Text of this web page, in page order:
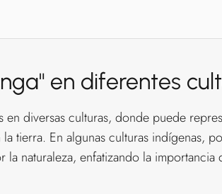
en diferentes
diversas culturas, donde puede
tierra. En algunas culturas indígenas,
naturaleza, enfatizando la